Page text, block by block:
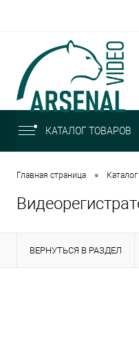
КАТАЛОГ ТОВАРОВ
Главная страница •
ВЕРНУТЬСЯ В РАЗДЕЛ